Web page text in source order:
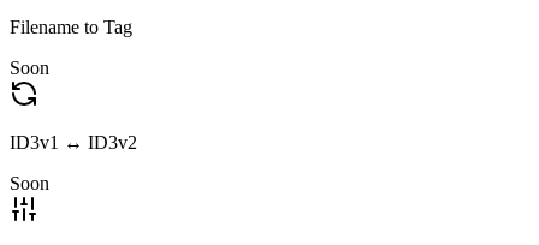
Filename to Tag
Soon
ID3v1 ↔ ID3v2
Soon